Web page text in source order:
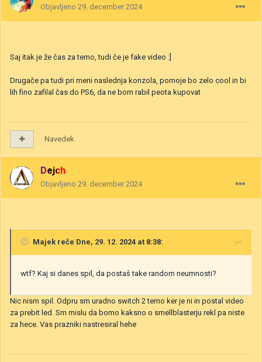
Objavljeno 29. december 2024
Saj itak je že čas za temo, tudi če je fake video :]
Drugače pa tudi pri meni naslednja konzola, pomoje bo zelo cool in bi
lih fino zafilal čas do PS6, da ne bom rabil peota kupovat
Navedek
Dejch
Objavljeno 29. december 2024
Majek reče Dne, 29. 12. 2024 at 8:38:
wtf? Kaj si danes spil, da postaš take random neumnosti?
Nic nism spil. Odpru sm uradno switch 2 temo ker je ni in postal video
za prebit led. Sm mislu da bomo kaksno o smellblasterju rekl pa niste
za hece. Vas prazniki nastresiral hehe